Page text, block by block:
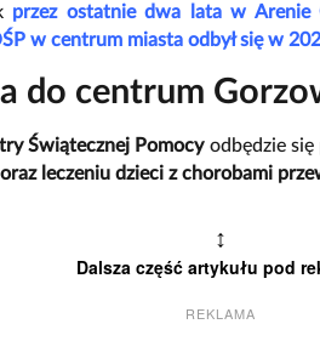
przez ostatnie dwa lata w Arenie
w centrum miasta odbył się w
do centrum
Świątecznej Pomocyodbędzie się
leczeniu dzieci z chorobami
↕
Dalsza część artykułu pod
REKLAMA